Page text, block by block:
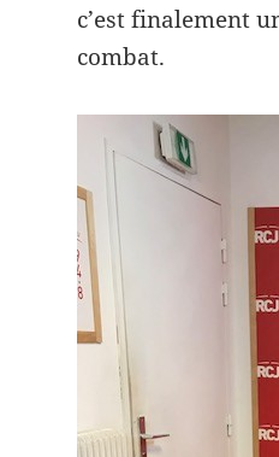
c’est finalement
combat.